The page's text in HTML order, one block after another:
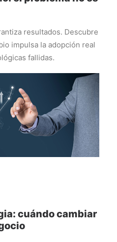
resultados. Descubre
impulsa la adopción real
fallidas.
cuándo cambiar